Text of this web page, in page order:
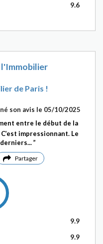
9.6
l'Immobilier
de Paris !
son avis le 05/10/2025
entre le début de la
impressionnant. Le
Partager
9.9
9.9